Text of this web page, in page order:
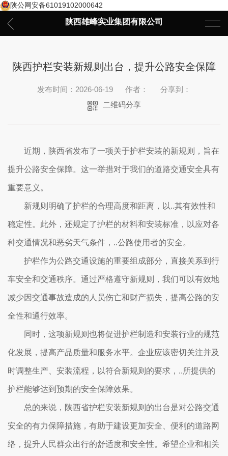
陕公网安备61019102000642
陕西雄峰实业集团有限公司
陕西护栏安装新规则出台，提升公路安全保障
发布时间：2026-06-19 作者：
分享到：
二维码分享
近期，陕西省发布了一项关于护栏安装的新规则，旨在
提升公路安全保障。这一举措对于我们的道路交通安全具有
重要意义。
新规则明确了护栏的合理高度和距离，以..其有效性和
稳定性。此外，还规定了护栏的材料和安装标准，以应对各
种交通情况和恶劣天气条件，..公路使用者的安全。
护栏作为公路交通设施的重要组成部分，直接关系到行
车安全和交通秩序。通过严格遵守新规则，我们可以有效地
减少因交通事故造成的人员伤亡和财产损失，提高公路的安
全性和通行效率。
同时，这项新规则也将促进护栏制造和安装行业的规范
化发展，提高产品质量和服务水平。企业应该密切关注并及
时调整生产、安装流程，以符合新规则的要求，..所提供的
护栏能够达到预期的安全保障效果。
总的来说，陕西省护栏安装新规则的出台是对公路交通
安全的有力保障措施，有助于建设更加安全、便利的道路网
络，提升人民群众出行的舒适度和安全性。希望企业和相关